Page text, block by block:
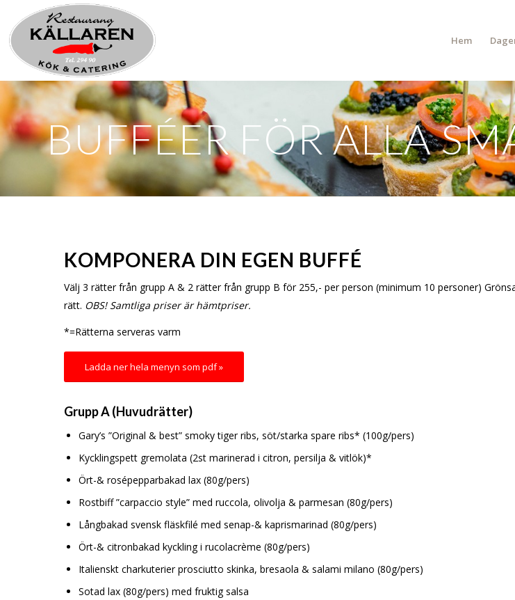
Hem
BUFFÉER FÖR ALLA
KOMPONERA DIN EGEN BUFFÉ
Välj 3 rätter från grupp A & 2 rätter från grupp B för 255,- per person (minimum 10 personer)
rätt. OBS! Samtliga priser är hämtpriser.
*=Rätterna serveras varm
Ladda ner hela menyn som pdf »
Grupp A (Huvudrätter)
Gary’s ”Original & best” smoky tiger ribs, söt/starka spare ribs* (100g/pers)
Kycklingspett gremolata (2st marinerad i citron, persilja & vitlök)*
Ört-& rosépepparbakad lax (80g/pers)
Rostbiff ”carpaccio style” med ruccola, olivolja & parmesan (80g/pers)
Långbakad svensk fläskfilé med senap-& kaprismarinad (80g/pers)
Ört-& citronbakad kyckling i rucolacrème (80g/pers)
Italienskt charkuterier prosciutto skinka, bresaola & salami milano (80g/pers)
Sotad lax (80g/pers) med fruktig salsa